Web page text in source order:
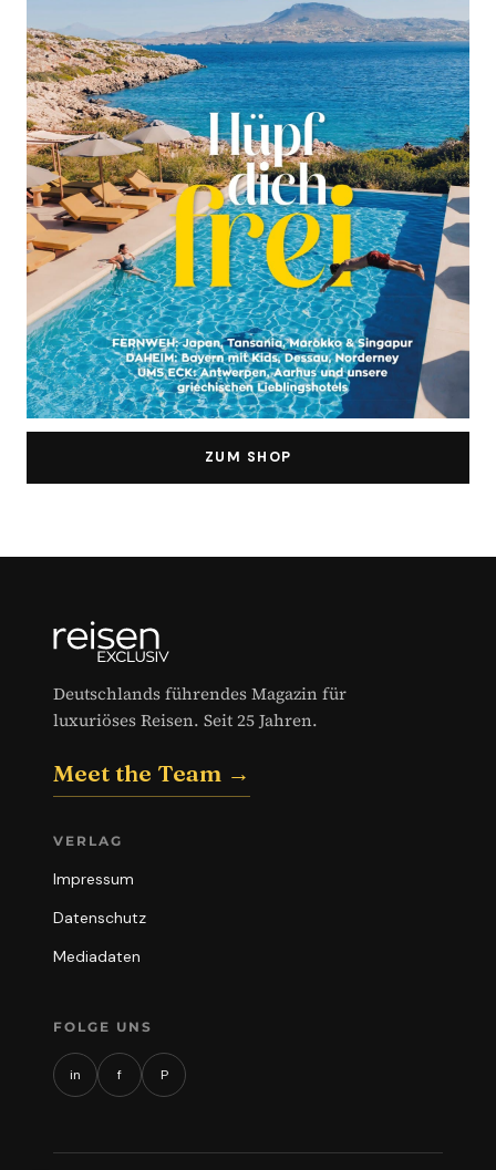
ZUM SHOP
Deutschlands führendes Magazin für
luxuriöses Reisen. Seit 25 Jahren.
Meet the Team →
VERLAG
Impressum
Datenschutz
Mediadaten
FOLGE UNS
in f P